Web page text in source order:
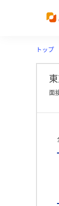
トップ
面